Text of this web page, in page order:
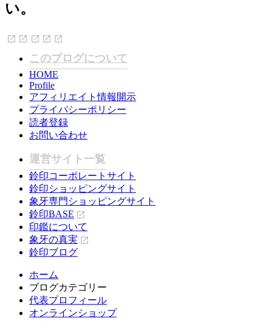
い。
このブログについて
HOME
Profile
アフィリエイト情報開示
プライバシーポリシー
読者登録
お問い合わせ
運営サイト一覧
鈴印コーポレートサイト
鈴印ショッピングサイト
象牙専門ショッピングサイト
鈴印BASE
印鑑について
象牙の真実
鈴印ブログ
ホーム
ブログカテゴリー
代表プロフィール
オンラインショップ